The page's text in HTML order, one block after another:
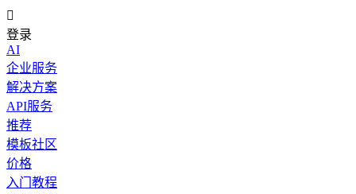

登录
AI
企业服务
解决方案
API服务
推荐
模板社区
价格
入门教程